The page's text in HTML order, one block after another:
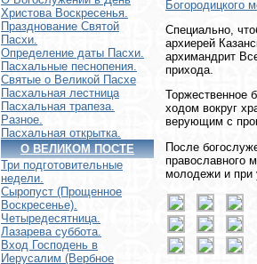
Христова Воскресенья.
Празднование Святой
Пасхи.
Определение даты Пасхи.
Пасхальные песнопения.
Святые о Великой Пасхе
Пасхальная лестница
Пасхальная трапеза.
Разное.
Пасхальная открытка.
О ВЕЛИКОМ ПОСТЕ
Три подготовительные
недели.
Сыропуст (Прощенное
Воскресенье).
Четыредесятница.
Лазарева суббота.
Вход Господень в
Иерусалим (Вербное
Богородицкого
Специально,
архиерей
архимандрит
прихода.
Торжественное
ходом вокруг
верующим с
После
православного
молодежи и при